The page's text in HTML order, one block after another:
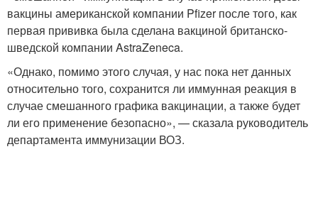
вакцины американской компании Pfizer после того, как
первая прививка была сделана вакциной британско-
шведской компании AstraZeneca.
«Однако, помимо этого случая, у нас пока нет данных
относительно того, сохранится ли иммунная реакция в
случае смешанного графика вакцинации, а также будет
ли его применение безопасно», — сказала руководитель
департамента иммунизации ВОЗ.